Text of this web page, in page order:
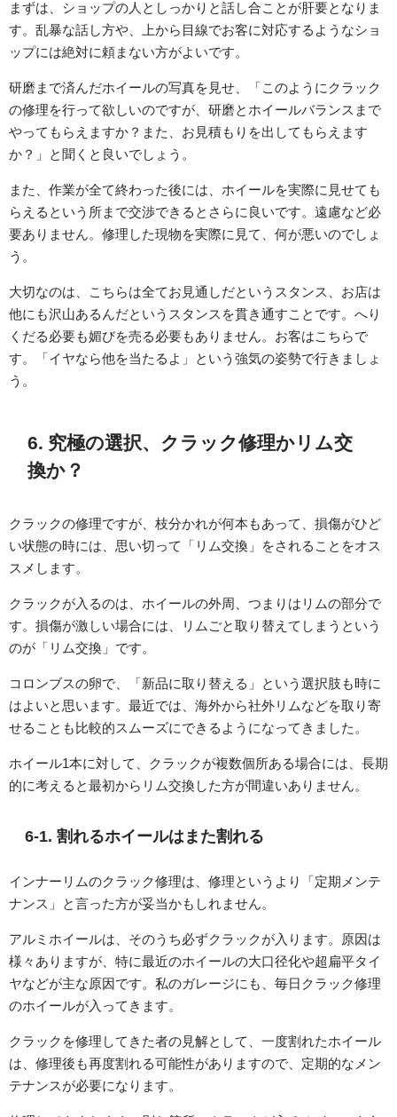
まずは、ショップの人としっかりと話し合ことが肝要となりま
す。乱暴な話し方や、上から目線でお客に対応するようなショ
ップには絶対に頼まない方がよいです。
研磨まで済んだホイールの写真を見せ、「このようにクラック
の修理を行って欲しいのですが、研磨とホイールバランスまで
やってもらえますか？また、お見積もりを出してもらえます
か？」と聞くと良いでしょう。
また、作業が全て終わった後には、ホイールを実際に見せても
らえるという所まで交渉できるとさらに良いです。遠慮など必
要ありません。修理した現物を実際に見て、何が悪いのでしょ
う。
大切なのは、こちらは全てお見通しだというスタンス、お店は
他にも沢山あるんだというスタンスを貫き通すことです。へり
くだる必要も媚びを売る必要もありません。お客はこちらで
す。「イヤなら他を当たるよ」という強気の姿勢で行きましょ
う。
6. 究極の選択、クラック修理かリム交
換か？
クラックの修理ですが、枝分かれが何本もあって、損傷がひど
い状態の時には、思い切って「リム交換」をされることをオス
スメします。
クラックが入るのは、ホイールの外周、つまりはリムの部分で
す。損傷が激しい場合には、リムごと取り替えてしまうという
のが「リム交換」です。
コロンブスの卵で、「新品に取り替える」という選択肢も時に
はよいと思います。最近では、海外から社外リムなどを取り寄
せることも比較的スムーズにできるようになってきました。
ホイール1本に対して、クラックが複数個所ある場合には、長期
的に考えると最初からリム交換した方が間違いありません。
6-1. 割れるホイールはまた割れる
インナーリムのクラック修理は、修理というより「定期メンテ
ナンス」と言った方が妥当かもしれません。
アルミホイールは、そのうち必ずクラックが入ります。原因は
様々ありますが、特に最近のホイールの大口径化や超扁平タイ
ヤなどが主な原因です。私のガレージにも、毎日クラック修理
のホイールが入ってきます。
クラックを修理してきた者の見解として、一度割れたホイール
は、修理後も再度割れる可能性がありますので、定期的なメン
テナンスが必要になります。